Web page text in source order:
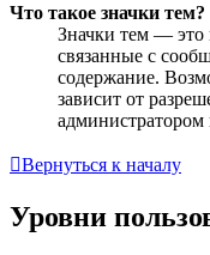
Что такое значки тем?
Значки тем — это
связанные с
содержание.
зависит от
Вернуться к началу
Уровни